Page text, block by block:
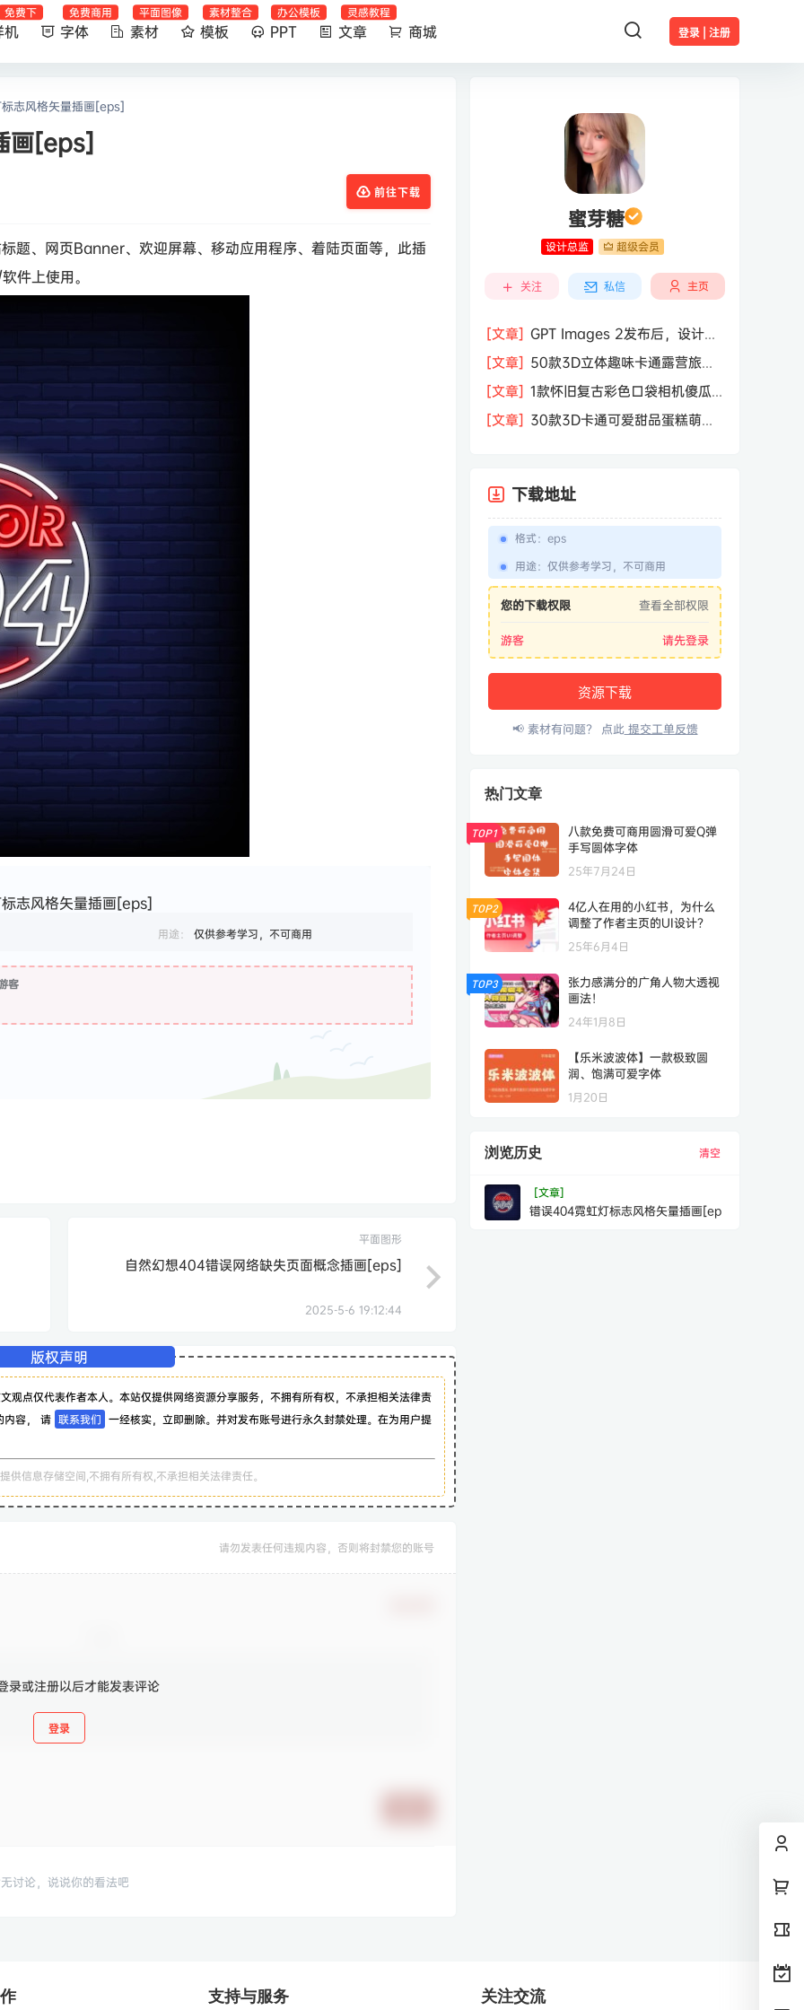
登录 | 注册
机
免费下
字体
免费商用
素材
平面图像
模板
素材整合
PPT
办公模板
文章
灵感教程
商城
志风格矢量插画[eps]
画[eps]
前往下载
题、网页Banner、欢迎屏幕、移动应用程序、着陆页面等，此插
件上使用。
志风格矢量插画[eps]
用途： 仅供参考学习，不可商用
客
平面图形
自然幻想404错误网络缺失页面概念插画[eps]
2025-5-6 19:12:44
版权声明
观点仅代表作者本人。本站仅提供网络资源分享服务，不拥有所有权，不承担相关法律责
内容， 请 联系我们 一经核实，立即删除。并对发布账号进行永久封禁处理。在为用户提
供信息存储空间,不拥有所有权,不承担相关法律责任。
请勿发表任何违规内容，否则将封禁您的账号
录或注册以后才能发表评论
登录
讨论，说说你的看法吧
蜜芽糖
设计总监 超级会员
关注 私信 主页
[文章] GPT Images 2发布后，设计行
业的天真的塌了？
[文章] 50款3D立体趣味卡通露营旅行
度假旅游装备插图插画PNG免抠图片素
材图
[文章] 1款怀旧复古彩色口袋相机傻瓜
相机屏幕模型PSD模板样机效果图素材
[文章] 30款3D卡通可爱甜品蛋糕萌趣
下载地址
格式： eps
用途： 仅供参考学习，不可商用
您的下载权限 查看全部权限
游客 请先登录
资源下载
📢 素材有问题？ 点此提交工单反馈
热门文章
TOP1
八款免费可商用圆滑可爱Q弹
手写圆体字体
25年7月24日
TOP2
4亿人在用的小红书，为什么
调整了作者主页的UI设计？
25年6月4日
TOP3
张力感满分的广角人物大透视
画法！
24年1月8日
【乐米波波体】一款极致圆
润、饱满可爱字体
1月20日
浏览历史 清空
[文章]
错误404霓虹灯标志风格矢量插画[ep
支持与服务 关注交流